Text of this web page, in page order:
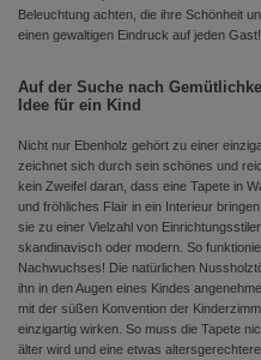
Beleuchtung achten, die ihre Schönheit
einen gewaltigen Eindruck auf jeden Gast!
Auf der Suche nach
Idee für ein Kind
Nicht nur Ebenholz gehört zu einer
zeichnet sich durch sein schönes und
kein Zweifel daran, dass eine Tapete in
und fröhliches Flair in ein Interieur
sie zu einer Vielzahl von
skandinavisch oder modern. So
Nachwuchses! Die natürlichen
ihn in den Augen eines Kindes
mit der süßen Konvention der
einzigartig wirken. So muss die Tapete
älter wird und eine etwas